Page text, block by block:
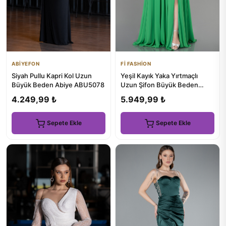
ABİYEFON
Siyah Pullu Kapri Kol Uzun
Büyük Beden Abiye ABU5078
4.249,99 ₺
Sepete Ekle
Fİ FASHİON
Yeşil Kayık Yaka Yırtmaçlı
Uzun Şifon Büyük Beden
5.949,99 ₺
Sepete Ekle